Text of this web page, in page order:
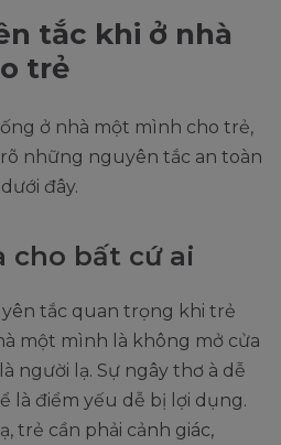
tắc khi ở nhà
trẻ
ở nhà một mình cho trẻ,
những nguyên tắc an toàn
đây.
cho bất cứ ai
tắc quan trọng khi trẻ
một mình là không mở cửa
người lạ. Sự ngây thơ à dễ
là điểm yếu dễ bị lợi dụng.
trẻ cần phải cảnh giác,